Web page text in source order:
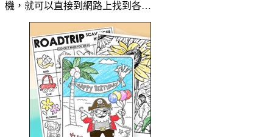
機，就可以直接到網路上找到各…